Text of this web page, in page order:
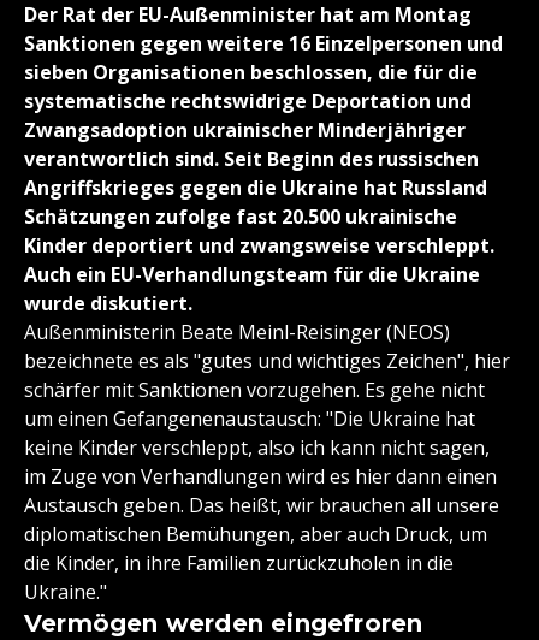
Der Rat der EU-Außenminister hat am Montag
Sanktionen gegen weitere 16 Einzelpersonen und
sieben Organisationen beschlossen, die für die
systematische rechtswidrige Deportation und
Zwangsadoption ukrainischer Minderjähriger
verantwortlich sind. Seit Beginn des russischen
Angriffskrieges gegen die Ukraine hat Russland
Schätzungen zufolge fast 20.500 ukrainische
Kinder deportiert und zwangsweise verschleppt.
Auch ein EU-Verhandlungsteam für die Ukraine
wurde diskutiert.
Außenministerin Beate Meinl-Reisinger (NEOS)
bezeichnete es als "gutes und wichtiges Zeichen", hier
schärfer mit Sanktionen vorzugehen. Es gehe nicht
um einen Gefangenenaustausch: "Die Ukraine hat
keine Kinder verschleppt, also ich kann nicht sagen,
im Zuge von Verhandlungen wird es hier dann einen
Austausch geben. Das heißt, wir brauchen all unsere
diplomatischen Bemühungen, aber auch Druck, um
die Kinder, in ihre Familien zurückzuholen in die
Ukraine."
Vermögen werden eingefroren